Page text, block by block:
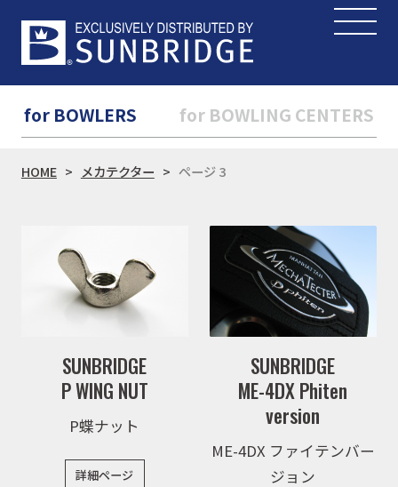
for BOWLERS for BOWLING CENTERS
HOME メカテクター ページ 3
SUNBRIDGE
P WING NUT
P蝶ナット
詳細ページ
SUNBRIDGE
ME-4DX Phiten
version
ME-4DX ファイテンバー
ジョン